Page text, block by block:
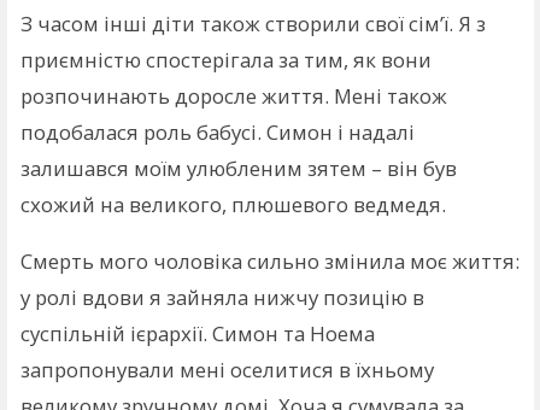
З часом інші діти також створили свої сім’ї. Я з
приємністю спостерігала за тим, як вони
розпочинають доросле життя. Мені також
подобалася роль бабусі. Симон і надалі
залишався моїм улюбленим зятем – він був
схожий на великого, плюшевого ведмедя.
Смерть мого чоловіка сильно змінила моє життя:
у ролі вдови я зайняла нижчу позицію в
суспільній ієрархії. Симон та Ноема
запропонували мені оселитися в їхньому